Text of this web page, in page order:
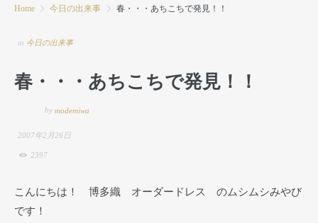
Home 今日の出来事 春・・・あちこちで発見！！
in 今日の出来事
春・・・あちこちで発見！！
by modemiwa
2007年2月26日
2397
こんにちは！ 博多織 オーダードレス のムシムシみやび
です！